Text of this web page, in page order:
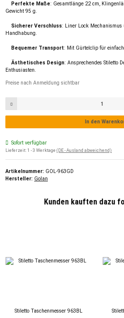
Perfekte Maße: Gesamtlänge 22 cm,
Gewicht 95 g.
Sicherer Verschluss: Liner Lock
Handhabung.
Bequemer Transport: Mit Gürtelclip für
Ästhetisches Design: Ansprechendes Stiletto
Enthusiasten.
Preise nach Anmeldung sichtbar
In den
Sofort verfügbar
Lieferzeit: 1 - 3 Werktage (DE - Ausland abweichend)
Artikelnummer: GOL-963GD
Hersteller: Golan
Kunden kauften dazu
Stiletto Taschenmesser 963BL